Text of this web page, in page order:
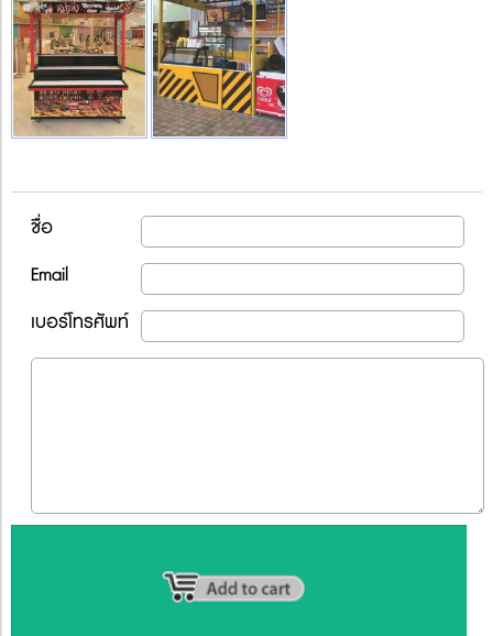
ชื่อ
Email
เบอร์โทรศัพท์